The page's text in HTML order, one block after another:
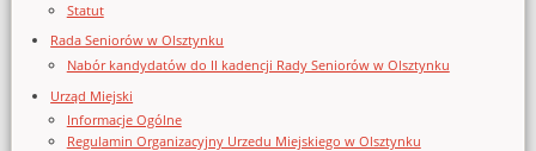
Statut
Rada Seniorów w Olsztynku
Nabór kandydatów do II kadencji Rady Seniorów w Olsztynku
Urząd Miejski
Informacje Ogólne
Regulamin Organizacyjny Urzedu Miejskiego w Olsztynku